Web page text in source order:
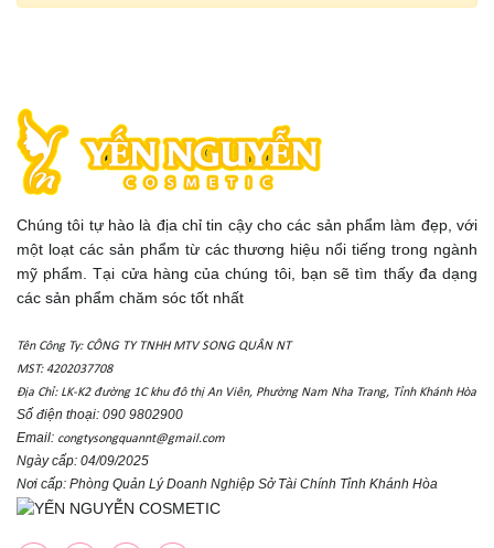
Chúng tôi tự hào là địa chỉ tin cậy cho các sản phẩm làm đẹp, với
một loạt các sản phẩm từ các thương hiệu nổi tiếng trong ngành
mỹ phẩm. Tại cửa hàng của chúng tôi, bạn sẽ tìm thấy đa dạng
các sản phẩm chăm sóc tốt nhất
Tên Công Ty: CÔNG TY TNHH MTV SONG QUÂN NT
MST: 4202037708
Địa Chỉ: LK-K2 đường 1C khu đô thị An Viên, Phường Nam Nha Trang, Tỉnh Khánh Hòa
Số điện thoại: 090 9802900
Email: congtysongquannt@gmail.com
Ngày cấp: 04/09/2025
Nơi cấp: Phòng Quản Lý Doanh Nghiệp Sở Tài Chính Tỉnh Khánh Hòa